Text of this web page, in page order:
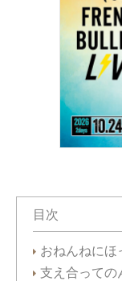
目次
おねんねにほ
支え合っての